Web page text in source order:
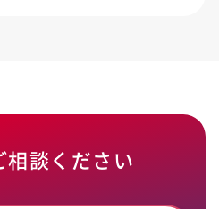
相談ください